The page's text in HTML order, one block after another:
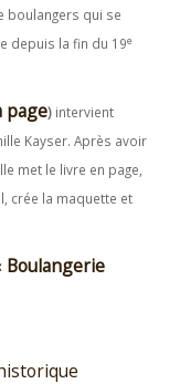
boulangers qui se
depuis la fin du 19e
page) intervient
Kayser. Après avoir
met le livre en page,
crée la maquette et
Boulangerie